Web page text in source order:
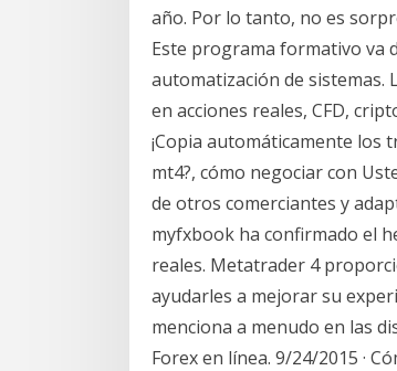
año. Por lo tanto, no es
Este programa formativo va
automatización de
en acciones reales, CFD,
¡Copia automáticamente los
mt4?, cómo negociar con
de otros comerciantes y
myfxbook ha confirmado el
reales. Metatrader 4
ayudarles a mejorar su
menciona a menudo en las
Forex en línea. 9/24/2015 ·